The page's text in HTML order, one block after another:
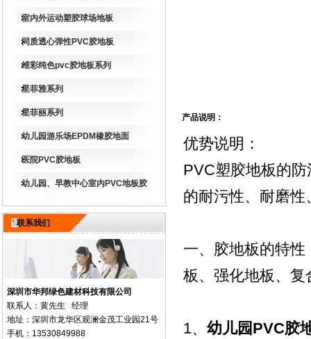
室内外运动塑胶球场地板
同质透心弹性PVC胶地板
维彩纯色pvc胶地板系列
星菲雅系列
星菲丽系列
幼儿园游乐场EPDM橡胶地面
医院PVC胶地板
幼儿园、早教中心室内PVC地板胶
联系我们
深圳市华邦绿色建材科技有限公司
联系人：黄先生 经理
地址：深圳市龙华区观澜金茂工业园21号
手机：13530849988
产品说明：
优势说明：
PVC塑胶地板的
的耐污性、耐磨
一、胶地板的特
板、强化地板、
1、 幼儿园 PVC胶